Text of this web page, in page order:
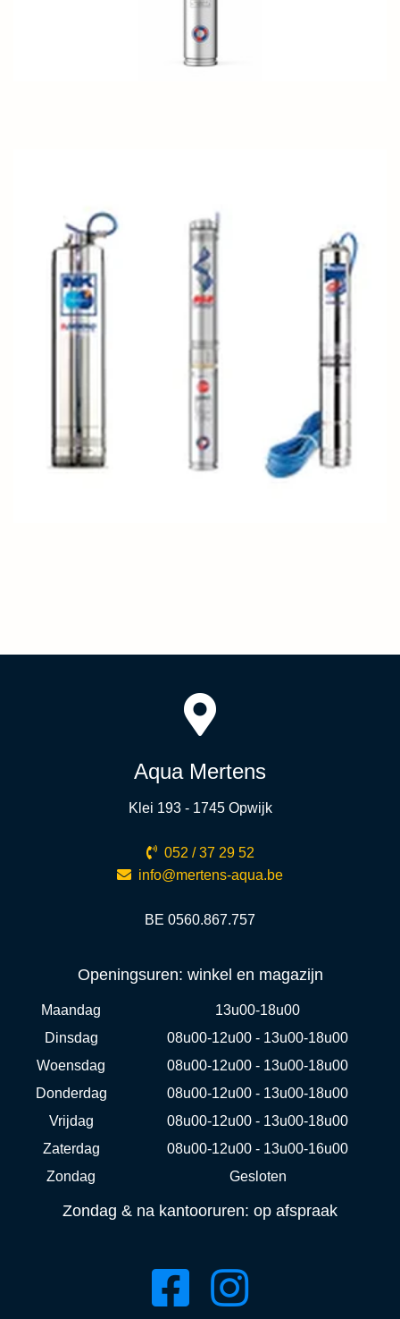
Aqua Mertens
Klei 193 - 1745 Opwijk
052 / 37 29 52
info@mertens-aqua.be
BE 0560.867.757
Openingsuren: winkel en magazijn
Maandag
13u00-18u00
Dinsdag
08u00-12u00 - 13u00-18u00
Woensdag
08u00-12u00 - 13u00-18u00
Donderdag
08u00-12u00 - 13u00-18u00
Vrijdag
08u00-12u00 - 13u00-18u00
Zaterdag
08u00-12u00 - 13u00-16u00
Zondag
Gesloten
Zondag & na kantooruren: op afspraak